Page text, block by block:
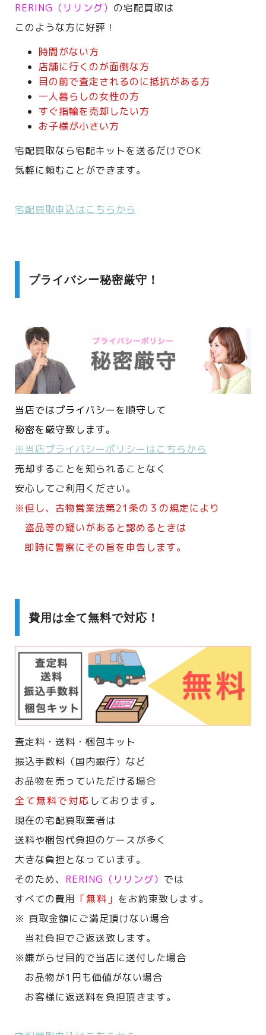
RERING（リリング） の宅配買取は
このような方に好評！
時間がない方
店舗に行くのが面倒な方
目の前で査定されるのに抵抗がある方
一人暮らしの女性の方
すぐ指輪を売却したい方
お子様が小さい方
宅配買取なら宅配キットを送るだけでOK
気軽に頼むことができます。
宅配買取申込はこちらから
プライバシー秘密厳守！
当店ではプライバシーを順守して
秘密を厳守致します。
※当店プライバシーポリシーはこちらから
売却することを知られることなく
安心してご利用ください。
※但し、古物営業法第21条の３の規定により
盗品等の疑いがあると認めるときは
即時に警察にその旨を申告します。
費用は全て無料で対応！
査定料・送料・梱包キット
振込手数料（国内銀行）など
お品物を売っていただける場合
全て無料で対応 しております。
現在の宅配買取業者は
送料や梱包代負担のケースが多く
大きな負担となっています。
そのため、 RERING（リリング） では
すべての費用 「無料」 をお約束致します。
※ 買取金額にご満足頂けない場合
当社負担でご返送致します。
※嫌がらせ目的で当店に送付した場合
お品物が1円も価値がない場合
お客様に返送料を負担頂きます。